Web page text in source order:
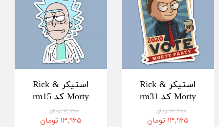
استیکر Rick &
Morty کد rm31
۱۴,۷۰۰ تومان
۱۳,۹۶۵ تومان
استیکر Rick &
Morty کد rm15
۱۴,۷۰۰ تومان
۱۳,۹۶۵ تومان